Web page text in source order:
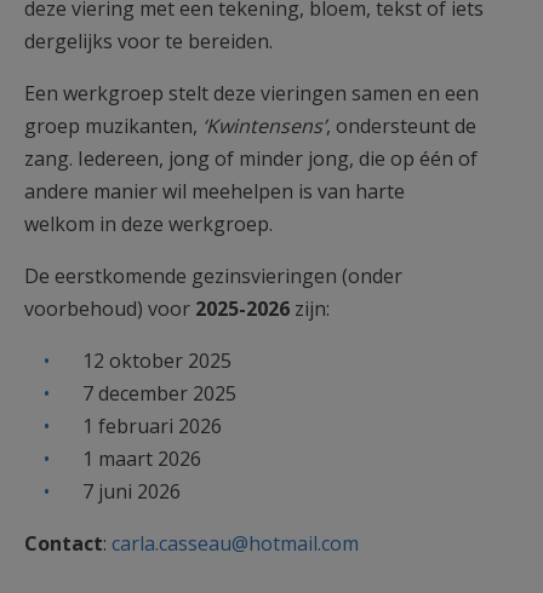
deze viering met een tekening, bloem, tekst of iets
dergelijks voor te bereiden.
Een werkgroep stelt deze vieringen samen en een
groep muzikanten, ‘Kwintensens’, ondersteunt de
zang. Iedereen, jong of minder jong, die op één of
andere manier wil meehelpen is van harte
welkom in deze werkgroep.
De eerstkomende gezinsvieringen (onder
voorbehoud) voor 2025-2026 zijn:
12 oktober 2025
7 december 2025
1 februari 2026
1 maart 2026
7 juni 2026
Contact: carla.casseau@hotmail.com